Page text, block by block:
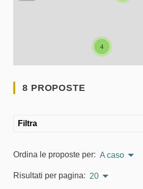
4
8 PROPOSTE
Filtra
Ordina le proposte per: A caso
Risultati per pagina: 20